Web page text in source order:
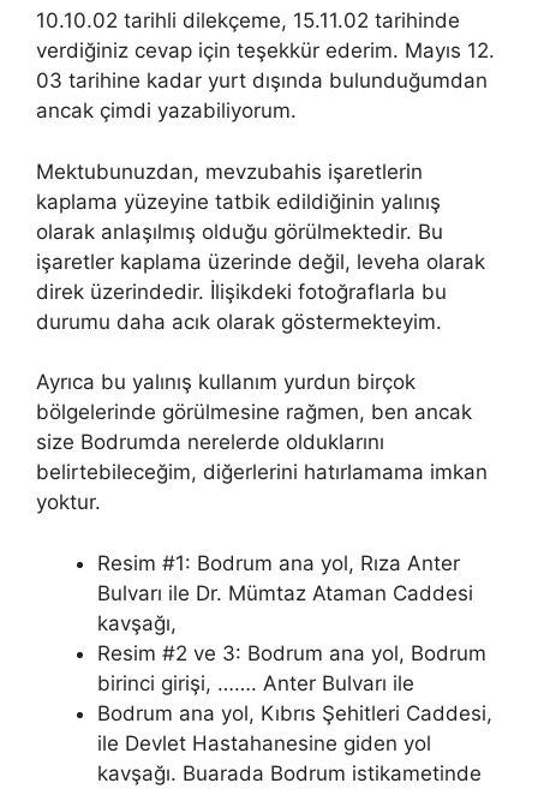
10.10.02 tarihli dilekçeme, 15.11.02 tarihinde
verdiğiniz cevap için teşekkür ederim. Mayıs 12.
03 tarihine kadar yurt dışında bulunduğumdan
ancak çimdi yazabiliyorum.
Mektubunuzdan, mevzubahis işaretlerin
kaplama yüzeyine tatbik edildiğinin yalınış
olarak anlaşılmış olduğu görülmektedir. Bu
işaretler kaplama üzerinde değil, leveha olarak
direk üzerindedir. İlişikdeki fotoğraflarla bu
durumu daha acık olarak göstermekteyim.
Ayrıca bu yalınış kullanım yurdun birçok
bölgelerinde görülmesine rağmen, ben ancak
size Bodrumda nerelerde olduklarını
belirtebileceğim, diğerlerini hatırlamama imkan
yoktur.
Resim #1: Bodrum ana yol, Rıza Anter
Bulvarı ile Dr. Mümtaz Ataman Caddesi
kavşağı,
Resim #2 ve 3: Bodrum ana yol, Bodrum
birinci girişi, ……. Anter Bulvarı ile
Bodrum ana yol, Kıbrıs Şehitleri Caddesi,
ile Devlet Hastahanesine giden yol
kavşağı. Buarada Bodrum istikametinde